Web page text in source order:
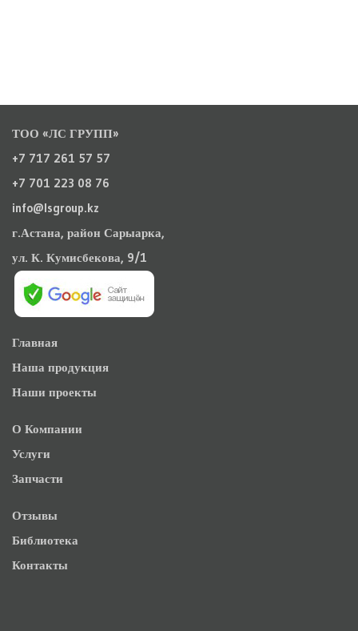
ТОО «ЛС ГРУПП»
+7 717 261 57 57
+7 701 223 08 76
info@lsgroup.kz
г.Астана, район Сарыарка,
ул. К. Кумисбекова, 9/1
Главная
Наша продукция
Наши проекты
О Компании
Услуги
Запчасти
Отзывы
Библиотека
Контакты